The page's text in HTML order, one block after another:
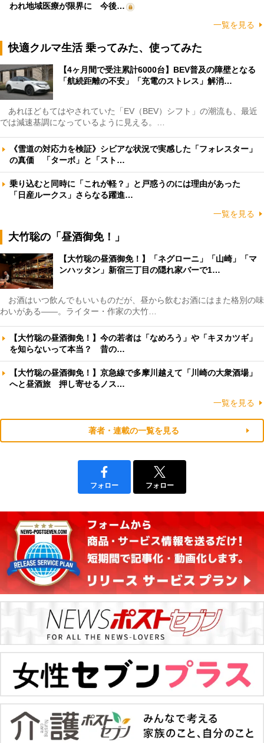
われ地域医療が限界に 今後…
一覧を見る
快適クルマ生活 乗ってみた、使ってみた
【4ヶ月間で受注累計6000台】BEV普及の障壁となる
「航続距離の不安」「充電のストレス」解消…
あれほどもてはやされていた「EV（BEV）シフト」の潮流も、最近
では減速基調になっているように見える。…
《雪道の対応力を検証》シビアな状況で実感した「フォレスター」
の真価 「ターボ」と「スト…
乗り込むと同時に「これが軽？」と戸惑うのには理由があった
「日産ルークス」さらなる躍進…
一覧を見る
大竹聡の「昼酒御免！」
【大竹聡の昼酒御免！】「ネグローニ」「山崎」「マ
ンハッタン」新宿三丁目の隠れ家バーで1…
お酒はいつ飲んでもいいものだが、昼から飲むお酒にはまた格別の味
わいがある――。ライター・作家の大竹…
【大竹聡の昼酒御免！】今の若者は「なめろう」や「キヌカツギ」
を知らないって本当？ 昔の…
【大竹聡の昼酒御免！】京急線で多摩川越えて「川崎の大衆酒場」
へと昼酒旅 押し寄せるノス…
一覧を見る
著者・連載の一覧を見る
フォロー フォロー